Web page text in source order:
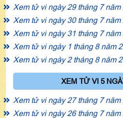
Xem tử vi ngày 29 tháng 7 năm
Xem tử vi ngày 30 tháng 7 năm
Xem tử vi ngày 31 tháng 7 năm
Xem tử vi ngày 1 tháng 8 năm
Xem tử vi ngày 2 tháng 8 năm
XEM TỬ VI 5
Xem tử vi ngày 27 tháng 7 năm
Xem tử vi ngày 26 tháng 7 năm